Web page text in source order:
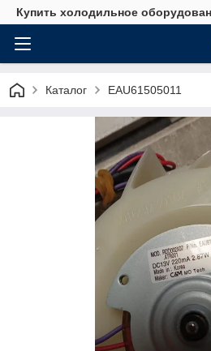
Купить холодильное
Каталог EAU61505011